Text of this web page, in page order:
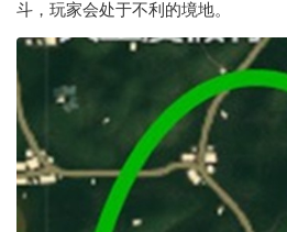
斗，玩家会处于不利的境地。